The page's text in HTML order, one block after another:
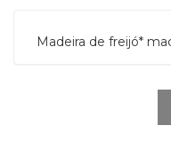
Madeira de freijó*